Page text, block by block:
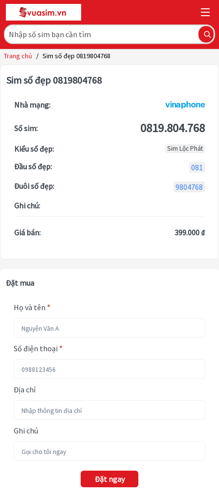
Trang chủ / Sim số đẹp 0819804768
Sim số đẹp 0819804768
Nhà mạng:
Số sim: 0819.804.768
Kiểu số đẹp: Sim Lộc Phát
Đầu số đẹp:
081
Đuôi số đẹp:
9804768
Ghi chú:
Giá bán: 399.000 ₫
Đặt mua
Họ và tên *
Số điện thoại *
Địa chỉ
Ghi chú
Đặt ngay